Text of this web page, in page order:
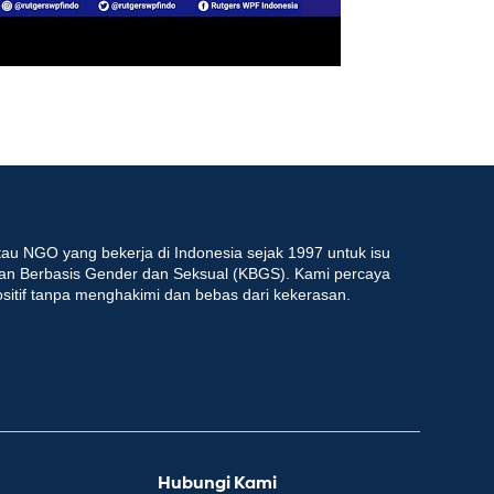
NGO yang bekerja di Indonesia sejak 1997 untuk isu
Berbasis Gender dan Seksual (KBGS). Kami percaya
tanpa menghakimi dan bebas dari kekerasan.
Hubungi Kami